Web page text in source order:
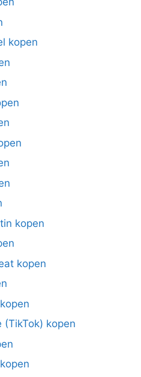
kopen
kopen
kopen
(TikTok) kopen